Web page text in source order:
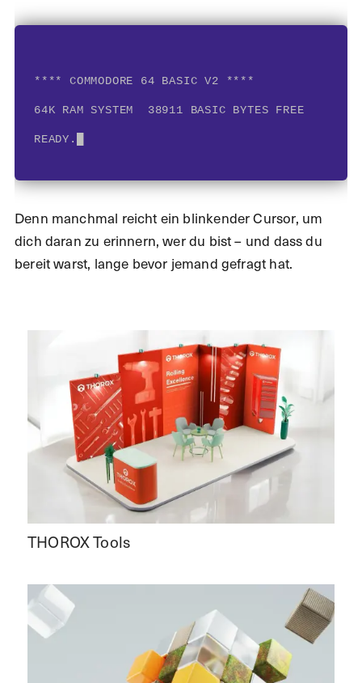
**** COMMODORE 64 BASIC V2 ****
64K RAM SYSTEM  38911 BASIC BYTES FREE
READY.
Denn manchmal reicht ein blinkender Cursor, um
dich daran zu erinnern, wer du bist – und dass du
bereit warst, lange bevor jemand gefragt hat.
THOROX Tools